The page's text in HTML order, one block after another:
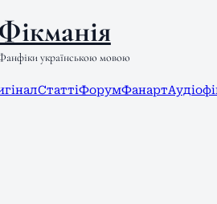
українською мовою
СтаттіФорумФанарт